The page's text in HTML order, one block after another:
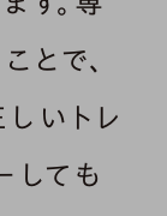
とで、
いトレ
しても